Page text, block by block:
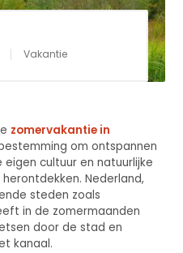
Vakantie
zomervakantie in
om ontspannen
cultuur en natuurlijke
Nederland,
steden zoals
in de zomermaanden
door de stad en
kanaal.